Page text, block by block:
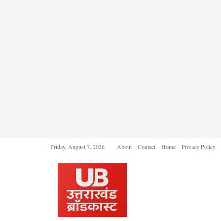
Friday, August 7, 2026 About Contact Home Privacy Policy